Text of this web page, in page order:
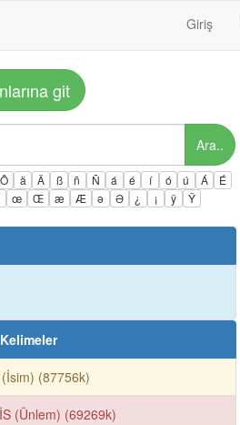
Giriş
git
Ara..
Ô ä Ä ß ñ Ñ á é í ó ú Á
É
œ Œ æ Æ ə Ə ¿ ¡ ÿ Ÿ
(87756k)
(Ünlem) (69269k)